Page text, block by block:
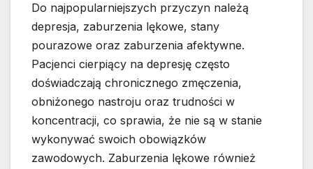
Do najpopularniejszych przyczyn należą
depresja, zaburzenia lękowe, stany
pourazowe oraz zaburzenia afektywne.
Pacjenci cierpiący na depresję często
doświadczają chronicznego zmęczenia,
obniżonego nastroju oraz trudności w
koncentracji, co sprawia, że nie są w stanie
wykonywać swoich obowiązków
zawodowych. Zaburzenia lękowe również